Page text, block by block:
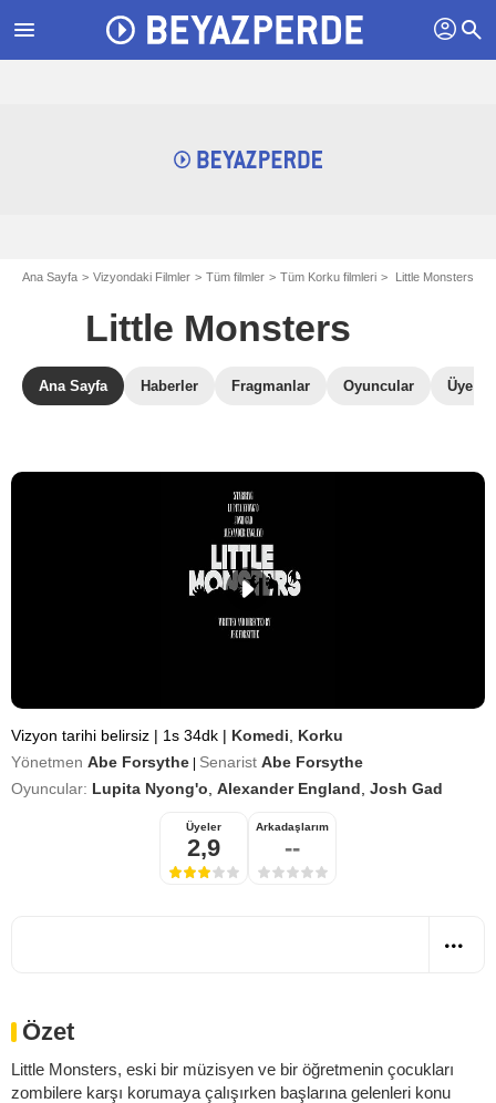
menu profil search
Ana Sayfa Vizyondaki Filmler Tüm filmler Tüm Korku filmleri Little Monsters
Little Monsters
Ana Sayfa Haberler Fragmanlar Oyuncular Üye
Vizyon tarihi belirsiz | 1s 34dk | Komedi
Korku
Yönetmen Abe Forsythe Senarist Abe Forsythe
Oyuncular: Lupita Nyong'o Alexander England Josh Gad
Üyeler
2,9
Arkadaşlarım
--
Özet
Little Monsters, eski bir müzisyen ve bir öğretmenin çocukları
zombilere karşı korumaya çalışırken başlarına gelenleri konu